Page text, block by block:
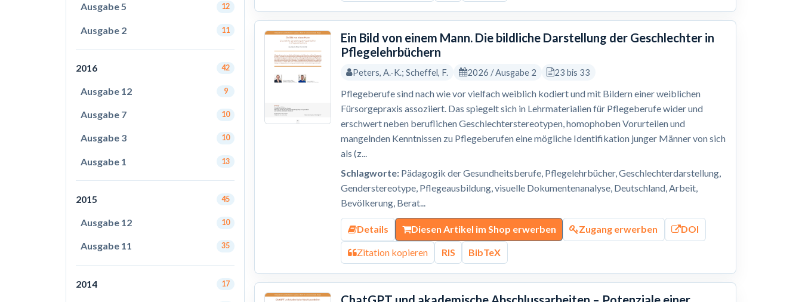
Ausgabe 5 12
Ausgabe 2 11
2016 42
Ausgabe 12 9
Ausgabe 7 10
Ausgabe 3 10
Ausgabe 1 13
2015 45
Ausgabe 12 10
Ausgabe 11 35
2014 17
Ein Bild von einem Mann. Die bildliche Darstellung der Geschlechter in
Pflegelehrbüchern
Peters, A.-K.; Scheffel, F. 2026 / Ausgabe 2 23 bis 33
Pflegeberufe sind nach wie vor vielfach weiblich kodiert und mit Bildern einer weiblichen
Fürsorgepraxis assoziiert. Das spiegelt sich in Lehrmaterialien für Pflegeberufe wider und
erschwert neben beruflichen Geschlechterstereotypen, homophoben Vorurteilen und
mangelnden Kenntnissen zu Pflegeberufen eine mögliche Identifikation junger Männer von sich
als (z...
Schlagworte: Pädagogik der Gesundheitsberufe, Pflegelehrbücher, Geschlechterdarstellung,
Genderstereotype, Pflegeausbildung, visuelle Dokumentenanalyse, Deutschland, Arbeit,
Bevölkerung, Berat...
Details Diesen Artikel im Shop erwerben Zugang erwerben DOI
Zitation kopieren RIS BibTeX